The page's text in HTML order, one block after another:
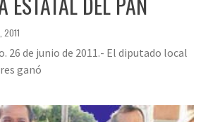
2011
26 de junio de 2011.- El diputado local
ganó